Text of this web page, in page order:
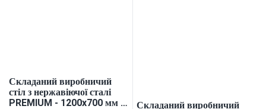
Складаний виробничий
стіл з нержавіючої сталі
PREMIUM - 1200x700 мм -
Складаний виробничий